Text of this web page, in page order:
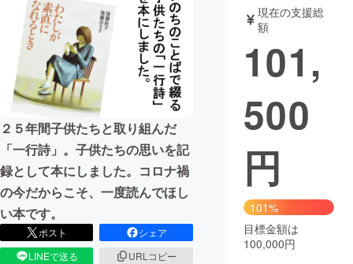
アート・写真 音楽
テクノロジー・ガジェット ゲーム・サ
映像・映画
ビジネス・起業
まちづくり・地域活性化
CAMPFIRE for Social Good CAMPFIRE Creation
CAMPFIREふるさと納税
コミュニティ
２５年間子供たちと取り組んだ
「一行詩」。子供たちの思いを記
録として本にしました。コロナ禍
の今だからこそ、一度読んでほし
い本です。
ポスト
シェア
LINEで送る
URLコピー
現在の支援総
額
101,
500
円
101%
目標金額は
100,000円